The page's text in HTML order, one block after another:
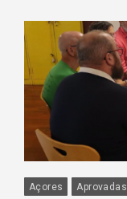
Açores Aprovadas